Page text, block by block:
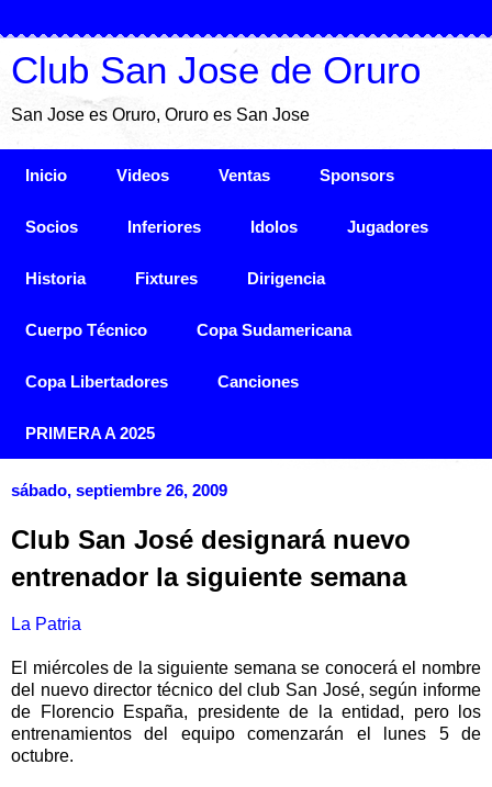
Club San Jose de Oruro
San Jose es Oruro, Oruro es San Jose
Inicio Videos Ventas Sponsors
Socios Inferiores Idolos Jugadores
Historia Fixtures Dirigencia
Cuerpo Técnico Copa Sudamericana
Copa Libertadores Canciones
PRIMERA A 2025
sábado, septiembre 26, 2009
Club San José designará nuevo
entrenador la siguiente semana
La Patria
El miércoles de la siguiente semana se conocerá el nombre
del nuevo director técnico del club San José, según informe
de Florencio España, presidente de la entidad, pero los
entrenamientos del equipo comenzarán el lunes 5 de
octubre.